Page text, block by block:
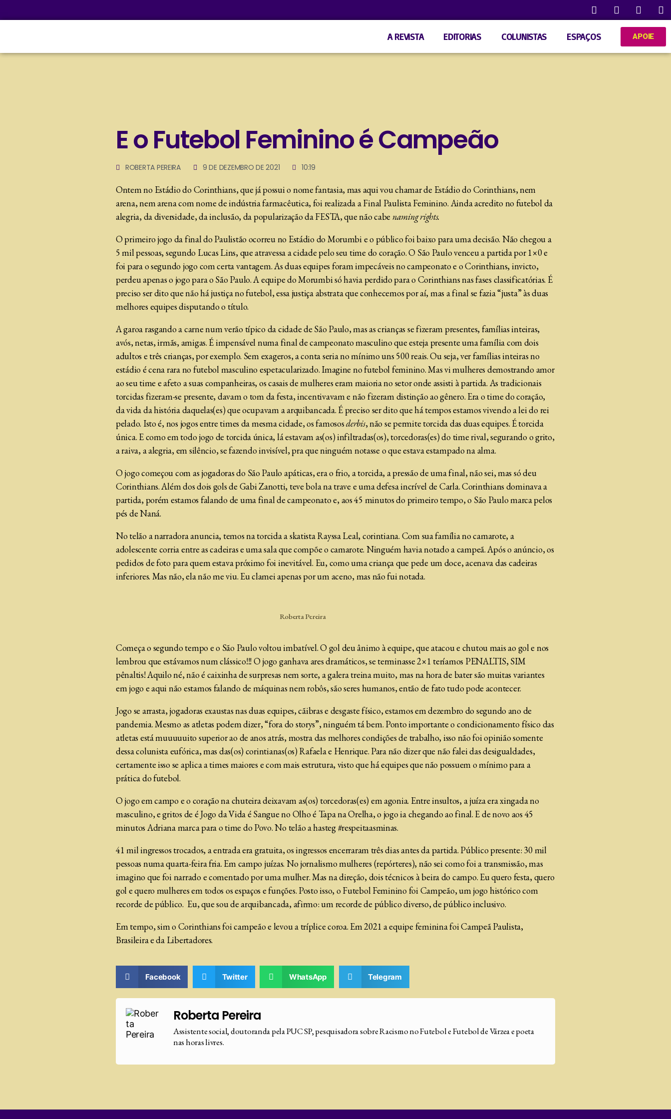
A REVISTA EDITORIAS COLUNISTAS ESPAÇOS APOIE
E o Futebol Feminino é Campeão
ROBERTA PEREIRA 9 DE DEZEMBRO DE 2021 10:19
Ontem no Estádio do Corinthians, que já possui o nome fantasia, mas aqui vou chamar de Estádio do Corinthians, nem
arena, nem arena com nome de indústria farmacêutica, foi realizada a Final Paulista Feminino. Ainda acredito no futebol da
alegria, da diversidade, da inclusão, da popularização da FESTA, que não cabe naming rights.
O primeiro jogo da final do Paulistão ocorreu no Estádio do Morumbi e o público foi baixo para uma decisão. Não chegou a
5 mil pessoas, segundo Lucas Lins, que atravessa a cidade pelo seu time do coração. O São Paulo venceu a partida por 1×0 e
foi para o segundo jogo com certa vantagem. As duas equipes foram impecáveis no campeonato e o Corinthians, invicto,
perdeu apenas o jogo para o São Paulo. A equipe do Morumbi só havia perdido para o Corinthians nas fases classificatórias. É
preciso ser dito que não há justiça no futebol, essa justiça abstrata que conhecemos por aí, mas a final se fazia “justa” às duas
melhores equipes disputando o título.
A garoa rasgando a carne num verão típico da cidade de São Paulo, mas as crianças se fizeram presentes, famílias inteiras,
avós, netas, irmãs, amigas. É impensável numa final de campeonato masculino que esteja presente uma família com dois
adultos e três crianças, por exemplo. Sem exageros, a conta seria no mínimo uns 500 reais. Ou seja, ver famílias inteiras no
estádio é cena rara no futebol masculino espetacularizado. Imagine no futebol feminino. Mas vi mulheres demostrando amor
ao seu time e afeto a suas companheiras, os casais de mulheres eram maioria no setor onde assisti à partida. As tradicionais
torcidas fizeram-se presente, davam o tom da festa, incentivavam e não fizeram distinção ao gênero. Era o time do coração,
da vida da história daquelas(es) que ocupavam a arquibancada. É preciso ser dito que há tempos estamos vivendo a lei do rei
pelado. Isto é, nos jogos entre times da mesma cidade, os famososderbis, não se permite torcida das duas equipes. É torcida
única. E como em todo jogo de torcida única, lá estavam as(os) infiltradas(os), torcedoras(es) do time rival, segurando o grito,
a raiva, a alegria, em silêncio, se fazendo invisível, pra que ninguém notasse o que estava estampado na alma.
O jogo começou com as jogadoras do São Paulo apáticas, era o frio, a torcida, a pressão de uma final, não sei, mas só deu
Corinthians. Além dos dois gols de Gabi Zanotti, teve bola na trave e uma defesa incrível de Carla. Corinthians dominava a
partida, porém estamos falando de uma final de campeonato e, aos 45 minutos do primeiro tempo, o São Paulo marca pelos
pés de Naná.
No telão a narradora anuncia, temos na torcida a skatista Rayssa Leal, corintiana. Com sua família no camarote, a
adolescente corria entre as cadeiras e uma sala que compõe o camarote. Ninguém havia notado a campeã. Após o anúncio, os
pedidos de foto para quem estava próximo foi inevitável. Eu, como uma criança que pede um doce, acenava das cadeiras
inferiores. Mas não, ela não me viu. Eu clamei apenas por um aceno, mas não fui notada.
Roberta Pereira
Começa o segundo tempo e o São Paulo voltou imbatível. O gol deu ânimo à equipe, que atacou e chutou mais ao gol e nos
lembrou que estávamos num clássico!!! O jogo ganhava ares dramáticos, se terminasse 2×1 teríamos PENALTIS, SIM
pênaltis! Aquilo né, não é caixinha de surpresas nem sorte, a galera treina muito, mas na hora de bater são muitas variantes
em jogo e aqui não estamos falando de máquinas nem robôs, são seres humanos, então de fato tudo pode acontecer.
Jogo se arrasta, jogadoras exaustas nas duas equipes, cãibras e desgaste físico, estamos em dezembro do segundo ano de
pandemia. Mesmo as atletas podem dizer, “fora do storys”, ninguém tá bem. Ponto importante o condicionamento físico das
atletas está muuuuuito superior ao de anos atrás, mostra das melhores condições de trabalho, isso não foi opinião somente
dessa colunista eufórica, mas das(os) corintianas(os) Rafaela e Henrique. Para não dizer que não falei das desigualdades,
certamente isso se aplica a times maiores e com mais estrutura, visto que há equipes que não possuem o mínimo para a
prática do futebol.
O jogo em campo e o coração na chuteira deixavam as(os) torcedoras(es) em agonia. Entre insultos, a juíza era xingada no
masculino, e gritos de é Jogo da Vida é Sangue no Olho é Tapa na Orelha, o jogo ia chegando ao final. E de novo aos 45
minutos Adriana marca para o time do Povo. No telão a hasteg #respeitaasminas.
41 mil ingressos trocados, a entrada era gratuita, os ingressos encerraram três dias antes da partida. Público presente: 30 mil
pessoas numa quarta-feira fria. Em campo juízas. No jornalismo mulheres (repórteres), não sei como foi a transmissão, mas
imagino que foi narrado e comentado por uma mulher. Mas na direção, dois técnicos à beira do campo. Eu quero festa, quero
gol e quero mulheres em todos os espaços e funções. Posto isso, o Futebol Feminino foi Campeão, um jogo histórico com
recorde de público. Eu, que sou de arquibancada, afirmo: um recorde de público diverso, de público inclusivo.
Em tempo, sim o Corinthians foi campeão e levou a tríplice coroa. Em 2021 a equipe feminina foi Campeã Paulista,
Brasileira e da Libertadores.
Facebook Twitter WhatsApp Telegram
Roberta Pereira
Assistente social, doutoranda pela PUC SP, pesquisadora sobre Racismo no Futebol e Futebol de Várzea e poeta
nas horas livres.